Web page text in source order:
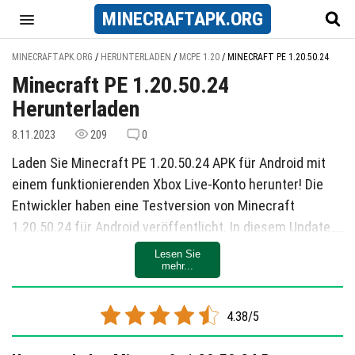
MINECRAFTAPK.ORG
MINECRAFTAPK.ORG / HERUNTERLADEN / MCPE 1.20 / MINECRAFT PE 1.20.50.24
Minecraft PE 1.20.50.24
Herunterladen
8.11.2023 209 0
Laden Sie Minecraft PE 1.20.50.24 APK für Android mit
einem funktionierenden Xbox Live-Konto herunter! Die
Entwickler haben eine Testversion von Minecraft
1.20.50.24 für Android veröffentlicht. In diesem Update
haben wir direkten Zugriff auf die Reiche zu Beginn des
Spiels hinzugefügt und die Anzeige von Mustern für
Rüstungen behoben.
Die bereits bekannte und standardmäßige Testversion
Lesen Sie
mehr...
4.38/5